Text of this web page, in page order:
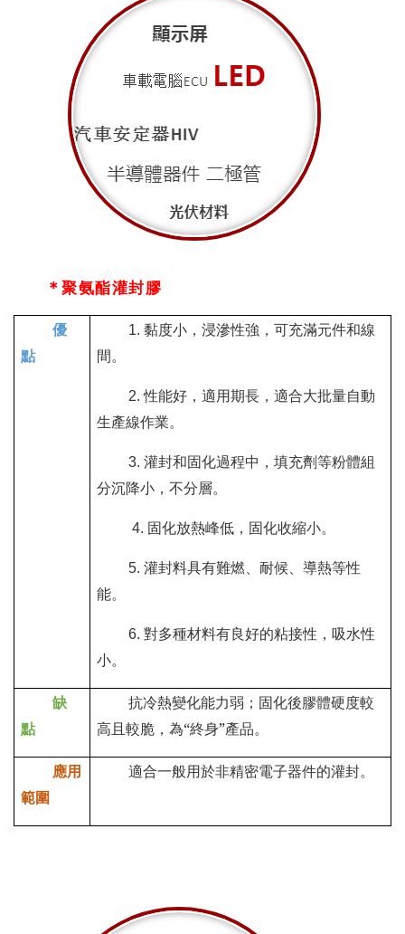
＊聚氨酯灌封膠
優
點
1.黏度小，浸滲性強，可充滿元件和線
間。
2.性能好，適用期長，適合大批量自動
生產線作業。
3.灌封和固化過程中，填充劑等粉體組
分沉降小，不分層。
4. 固化放熱峰低，固化收縮小。
5.灌封料具有難燃、耐候、導熱等性
能。
6.對多種材料有良好的粘接性，吸水性
小。
缺
點
抗冷熱變化能力弱；固化後膠體硬度較
高且較脆，為“終身”產品。
應用
範圍
適合一般用於非精密電子器件的灌封。